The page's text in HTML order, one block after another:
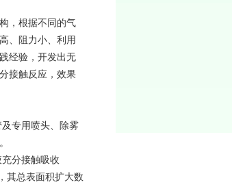
，根据不同的气
、阻力小、利用
经验，开发出无
接触反应，效果
专用喷头、除雾
分接触吸收
其总表面积扩大数